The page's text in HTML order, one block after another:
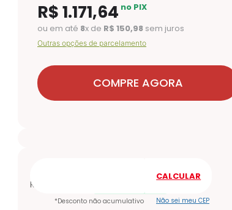
R$1.171,64 no PIX
ou em até 8x de R$ 150,98 sem juros
Outras opções de parcelamento
COMPRE AGORA
Não sei meu CEP